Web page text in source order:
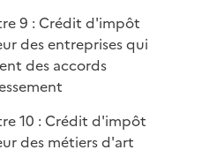
9 : Crédit d'impôt
des entreprises qui
des accords
10 : Crédit d'impôt
des métiers d'art